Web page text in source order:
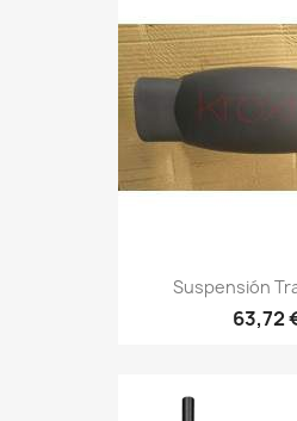
Suspensión
63,72